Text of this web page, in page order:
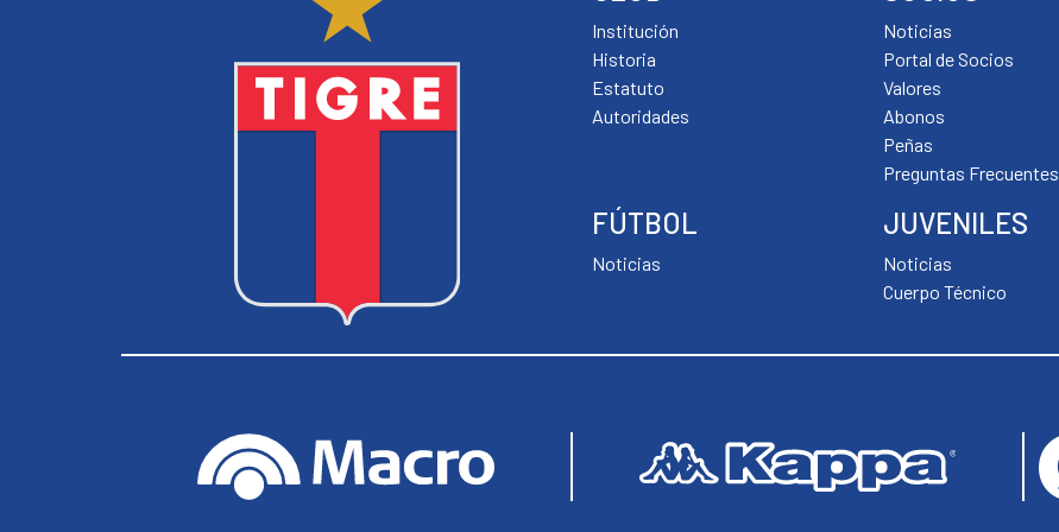
Institución
Historia
Estatuto
Autoridades
FÚTBOL
Noticias
JUVENILES
Noticias
Cuerpo Técnico
Noticias
Portal de Socios
Valores
Abonos
Peñas
Preguntas Frecuentes